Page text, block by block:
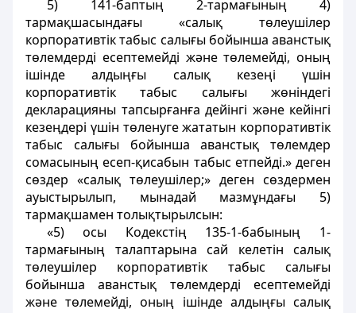
5) 141-баптың 2-тармағының 4)
тармақшасындағы «салық төлеушiлер
корпоративтiк табыс салығы бойынша аванстық
төлемдердi есептемейдi және төлемейдi, оның
iшiнде алдыңғы салық кезеңi үшiн
корпоративтiк табыс салығы жөніндегі
декларацияны тапсырғанға дейiнгi және кейiнгi
кезеңдерi үшiн төленуге жататын корпоративтiк
табыс салығы бойынша аванстық төлемдер
сомасының есеп-қисабын табыс етпейдi.» деген
сөздер «салық төлеушiлер;» деген сөздермен
ауыстырылып, мынадай мазмұндағы 5)
тармақшамен толықтырылсын:
«5) осы Кодекстiң 135-1-бабының 1-
тармағының талаптарына сай келетiн салық
төлеушiлер корпоративтiк табыс салығы
бойынша аванстық төлемдердi есептемейдi
және төлемейдi, оның iшiнде алдыңғы салық